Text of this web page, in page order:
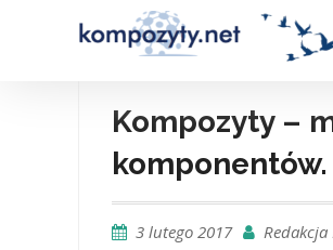
Kompozyty –
komponentów.
3 lutego 2017